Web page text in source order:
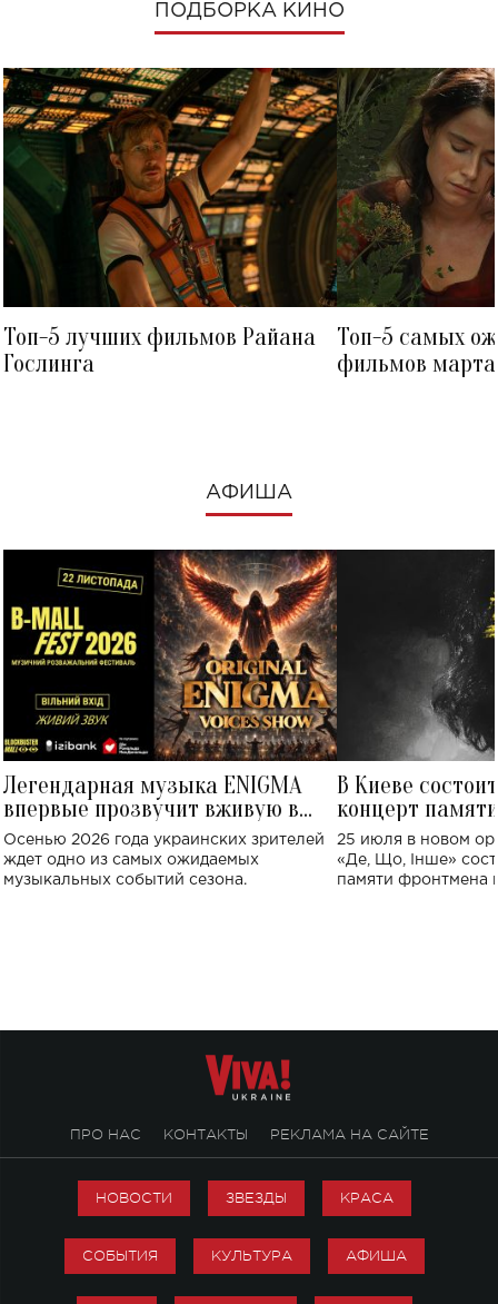
ПОДБОРКА КИНО
Топ-5 лучших фильмов Райана
Гослинга
Топ-5 самых
фильмов
АФИША
Легендарная музыка ENIGMA
впервые прозвучит вживую в
Украине: где состоится концерт
Осенью 2026 года украинских зрителей
ждет одно из самых ожидаемых
музыкальных событий сезона.
В Киеве
концерт
Клименко:
исполнят песни
25 июля в новом
«Де, Що, Інше»
памяти фронтмена
ПРО НАС КОНТАКТЫ РЕКЛАМА НА САЙТЕ
НОВОСТИ ЗВЕЗДЫ КРАСА
СОБЫТИЯ КУЛЬТУРА АФИША